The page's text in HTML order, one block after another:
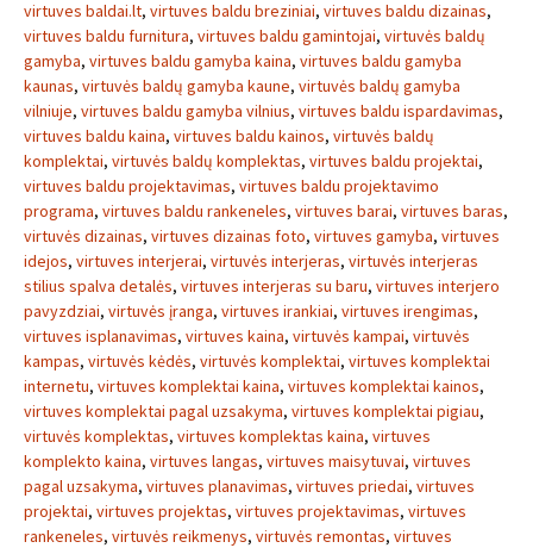
virtuves baldai.lt, virtuves baldu breziniai, virtuves baldu dizainas,
virtuves baldu furnitura, virtuves baldu gamintojai, virtuvės baldų
gamyba, virtuves baldu gamyba kaina, virtuves baldu gamyba
kaunas, virtuvės baldų gamyba kaune, virtuvės baldų gamyba
vilniuje, virtuves baldu gamyba vilnius, virtuves baldu ispardavimas,
virtuves baldu kaina, virtuves baldu kainos, virtuvės baldų
komplektai, virtuvės baldų komplektas, virtuves baldu projektai,
virtuves baldu projektavimas, virtuves baldu projektavimo
programa, virtuves baldu rankeneles, virtuves barai, virtuves baras,
virtuvės dizainas, virtuves dizainas foto, virtuves gamyba, virtuves
idejos, virtuves interjerai, virtuvės interjeras, virtuvės interjeras
stilius spalva detalės, virtuves interjeras su baru, virtuves interjero
pavyzdziai, virtuvės įranga, virtuves irankiai, virtuves irengimas,
virtuves isplanavimas, virtuves kaina, virtuvės kampai, virtuvės
kampas, virtuvės kėdės, virtuvės komplektai, virtuves komplektai
internetu, virtuves komplektai kaina, virtuves komplektai kainos,
virtuves komplektai pagal uzsakyma, virtuves komplektai pigiau,
virtuvės komplektas, virtuves komplektas kaina, virtuves
komplekto kaina, virtuves langas, virtuves maisytuvai, virtuves
pagal uzsakyma, virtuves planavimas, virtuves priedai, virtuves
projektai, virtuves projektas, virtuves projektavimas, virtuves
rankeneles, virtuvės reikmenys, virtuvės remontas, virtuves